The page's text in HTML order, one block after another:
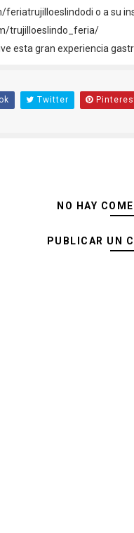
o a su
trujilloeslindo_feria/
esta gran experiencia
Twitter
NO HAY
PUBLICAR UN